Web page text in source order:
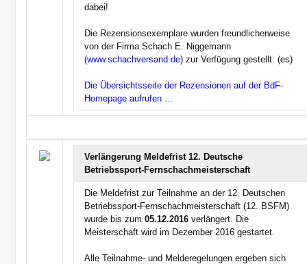
dabei!
Die Rezensionsexemplare wurden freundlicherweise
von der Firma Schach E. Niggemann
(www.schachversand.de) zur Verfügung gestellt. (es)
Die Übersichtsseite der Rezensionen auf der BdF-
Homepage aufrufen ...
Verlängerung Meldefrist 12. Deutsche
Betriebssport-Fernschachmeisterschaft
Die Meldefrist zur Teilnahme an der 12. Deutschen
Betriebssport-Fernschachmeisterschaft (12. BSFM)
wurde bis zum05.12.2016 verlängert. Die
Meisterschaft wird im Dezember 2016 gestartet.
Alle Teilnahme- und Melderegelungen ergeben sich